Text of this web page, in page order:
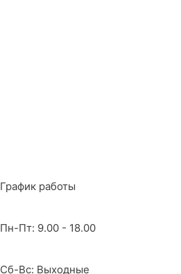
График работы
Пн-Пт: 9.00 - 18.00
Сб-Вс: Выходные